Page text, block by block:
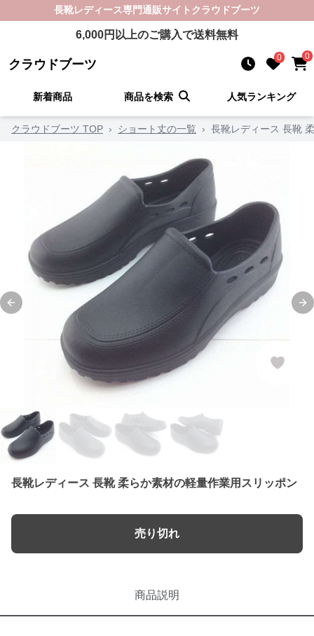
長靴レディース専門通販サイト クラウドブーツ
6,000円以上のご購入で送料無料
クラウドブーツ 0 0
新着商品 商品を検索 人気ランキング
クラウドブーツ TOP › ショート丈の一覧 › 長靴レディース 長靴
Previous slide
長靴レディース 長靴 柔らか素材の軽量作業用スリッポン
売り切れ
商品説明